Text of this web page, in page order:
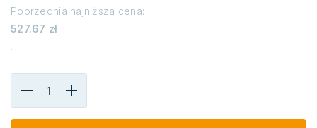
Poprzednia najniższa cena:
527.67 zł
.